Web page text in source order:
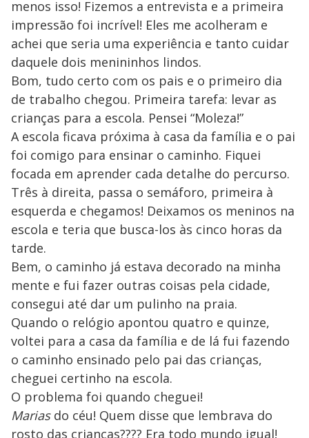
menos isso! Fizemos a entrevista e a primeira
impressão foi incrível! Eles me acolheram e
achei que seria uma experiência e tanto cuidar
daquele dois menininhos lindos.
Bom, tudo certo com os pais e o primeiro dia
de trabalho chegou. Primeira tarefa: levar as
crianças para a escola. Pensei “Moleza!”
A escola ficava próxima à casa da família e o pai
foi comigo para ensinar o caminho. Fiquei
focada em aprender cada detalhe do percurso.
Três à direita, passa o semáforo, primeira à
esquerda e chegamos! Deixamos os meninos na
escola e teria que busca-los às cinco horas da
tarde.
Bem, o caminho já estava decorado na minha
mente e fui fazer outras coisas pela cidade,
consegui até dar um pulinho na praia.
Quando o relógio apontou quatro e quinze,
voltei para a casa da família e de lá fui fazendo
o caminho ensinado pelo pai das crianças,
cheguei certinho na escola.
O problema foi quando cheguei!
Mariasdo céu! Quem disse que lembrava do
rosto das crianças???? Era todo mundo igual!